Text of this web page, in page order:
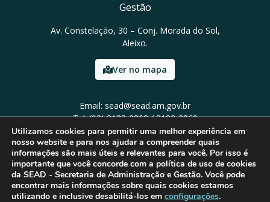
Gestão
Av. Constelação, 30 – Conj. Morada do Sol,
Aleixo.
Ver no mapa
Email: sead@sead.am.gov.br
Tel: (92) 3182-2808 / 3182-2869
Utilizamos cookies para permitir uma melhor experiência em
nosso website e para nos ajudar a compreender quais
informações são mais úteis e relevantes para você. Por isso é
importante que você concorde com a política de uso de cookies
da SEAD - Secretaria de Administração e Gestão. Você pode
encontrar mais informações sobre quais cookies estamos
utilizando e inclusive desabilitá-los em configurações.